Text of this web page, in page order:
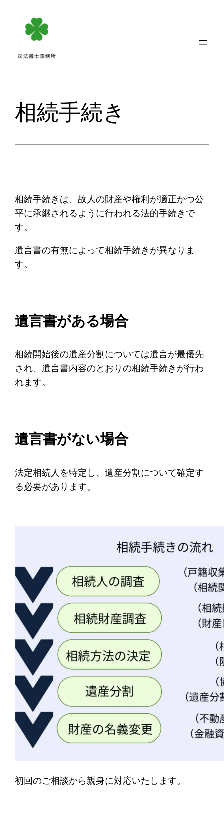
相続手続き
相続手続きは、故人の財産や権利が適正かつ公
平に承継されるように行われる法的手続きで
す。
遺言書の有無によって相続手続きが異なりま
す。
遺言書がある場合
相続開始後の遺産分割については遺言が最優先
され、遺言書内容のとおりの相続手続きが行わ
れます。
遺言書がない場合
法定相続人を特定し、遺産分割について確定す
る必要があります。
初回のご相談から親身に対応いたします。